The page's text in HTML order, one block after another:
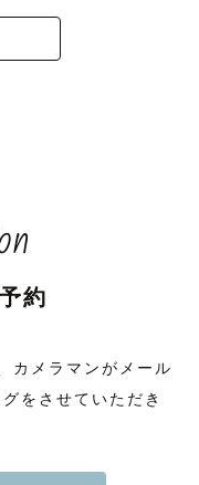
約
カメラマンがメール
をさせていただき